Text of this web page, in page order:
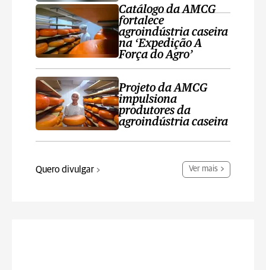
Catálogo da AMCG
fortalece
agroindústria caseira
na ‘Expedição A
Força do Agro’
Projeto da AMCG
impulsiona
produtores da
agroindústria caseira
Quero divulgar Ver mais